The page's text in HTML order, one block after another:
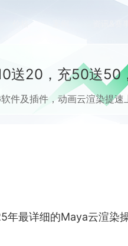
送20，充50送50
件及插件，动画云渲染提速
年最详细的Maya云渲染